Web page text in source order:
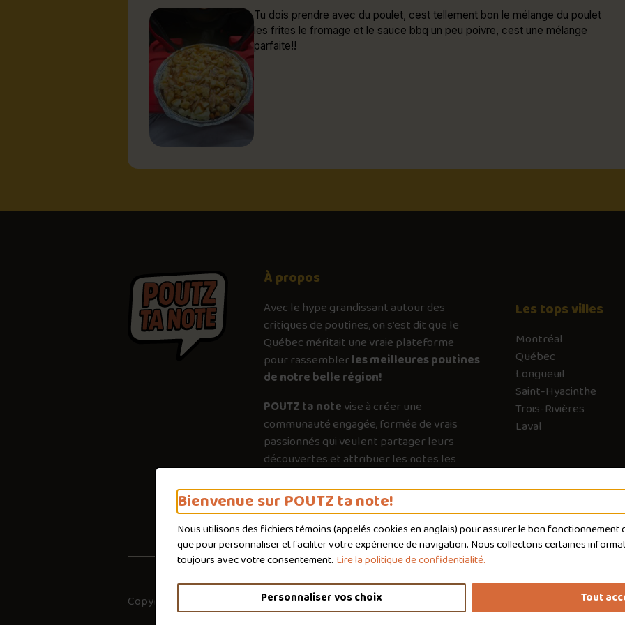
Bienvenue sur POUTZ ta note!
Nous utilisons des fichiers témoins (appeléscookiesen anglais) pour assurer le bon fonctionnement
que pour personnaliser et faciliter votre expérience de navigation. Nous collectons certaines
toujours avec votre consentement. Lire la politique de confidentialité.
Personnaliser vos choix Tout
Tu dois prendre avec du poulet, cest tellement bon le mélange du poulet
les frites le fromage et le sauce bbq un peu poivre, cest une mélange
parfaite!!
À propos
Avec lehypegrandissant autour des
critiques de poutines, on s’est dit que le
Québec méritait une vraie plateforme
pour rassemblerles meilleures poutines
de notre belle région!
POUTZ ta notevise à créer une
communauté engagée, formée de vrais
passionnés qui veulent partager leurs
découvertes et attribuer les notes les
importance pour guider les autres vers les
poutines qui valent vraiment le détour.
Les tops villes
Montréal
Québec
Longueuil
Saint-Hyacinthe
Trois-Rivières
Laval
Copyright © 2026 Conditions d'utilisation Personnaliser